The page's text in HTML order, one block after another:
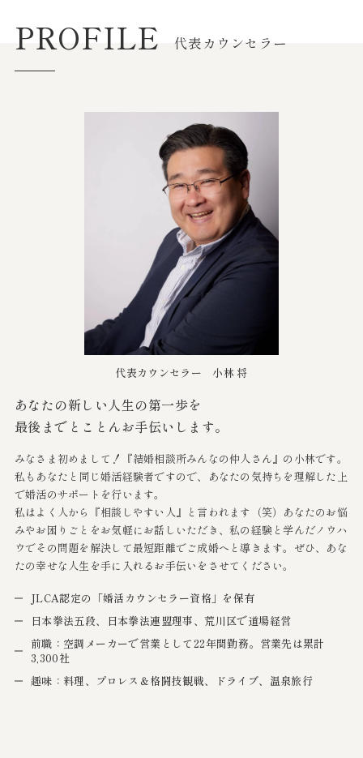
PROFILE 代表カウンセラー
代表カウンセラー 小林 将
あなたの新しい人生の第一歩を
最後までとことんお手伝いします。
みなさま初めまして！『結婚相談所みんなの仲人さん』の小林です。
私もあなたと同じ婚活経験者ですので、あなたの気持ちを理解した上
で婚活のサポートを行います。
私はよく人から『相談しやすい人』と言われます（笑）あなたのお悩
みやお困りごとをお気軽にお話しいただき、私の経験と学んだノウハ
ウでその問題を解決して最短距離でご成婚へと導きます。ぜひ、あな
たの幸せな人生を手に入れるお手伝いをさせてください。
JLCA認定の「婚活カウンセラー資格」を保有
日本拳法五段、日本拳法連盟理事、荒川区で道場経営
前職：空調メーカーで営業として22年間勤務。営業先は累計
3,300社
趣味：料理、プロレス＆格闘技観戦、ドライブ、温泉旅行